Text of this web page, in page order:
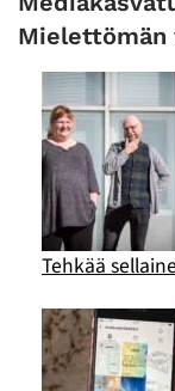
Mielettömän
Tehkää